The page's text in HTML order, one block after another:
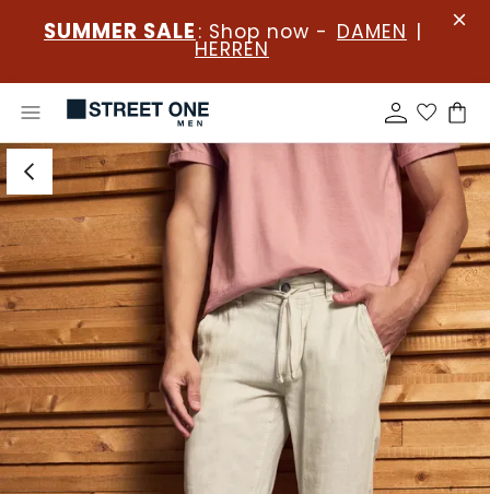
SUMMER SALE : Shop now - DAMEN |
HERREN